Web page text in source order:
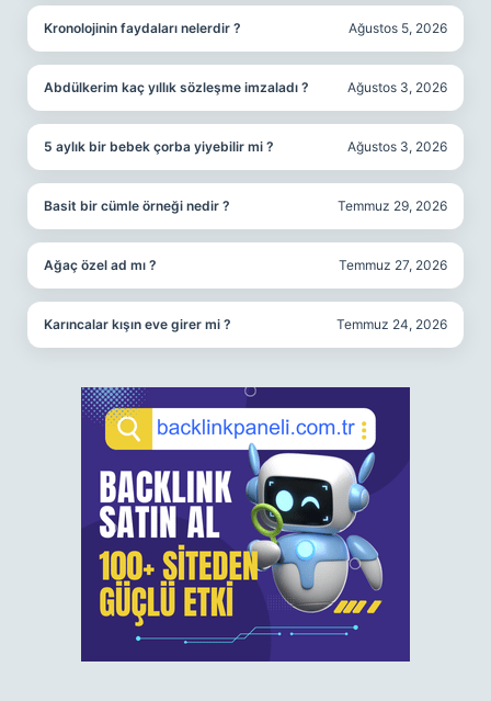
Kronolojinin faydaları nelerdir ? Ağustos 5, 2026
Abdülkerim kaç yıllık sözleşme imzaladı ? Ağustos 3, 2026
5 aylık bir bebek çorba yiyebilir mi ? Ağustos 3, 2026
Basit bir cümle örneği nedir ? Temmuz 29, 2026
Ağaç özel ad mı ? Temmuz 27, 2026
Karıncalar kışın eve girer mi ? Temmuz 24, 2026